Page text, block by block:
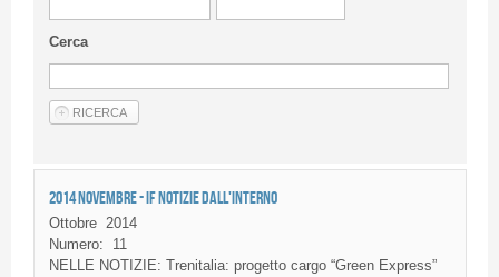
Cerca
2014 NOVEMBRE - IF NOTIZIE DALL'INTERNO
Ottobre 2014
Numero:
11
NELLE NOTIZIE: Trenitalia: progettocargo “Green Express”